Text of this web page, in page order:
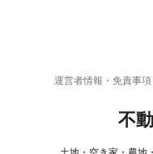
運営者情報・免責事項
不